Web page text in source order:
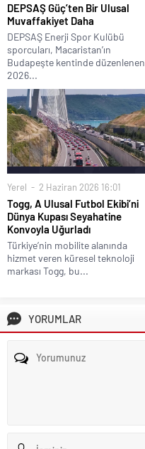
DEPSAŞ Güç’ten Bir Ulusal
Muvaffakiyet Daha
DEPSAŞ Enerji Spor Kulübü
sporcuları, Macaristan’ın
Budapeşte kentinde düzenlenen
2026...
Yerel 2 Haziran 2026 16:01
Togg, A Ulusal Futbol Ekibi’ni
Dünya Kupası Seyahatine
Konvoyla Uğurladı
Türkiye’nin mobilite alanında
hizmet veren küresel teknoloji
markası Togg, bu...
YORUMLAR